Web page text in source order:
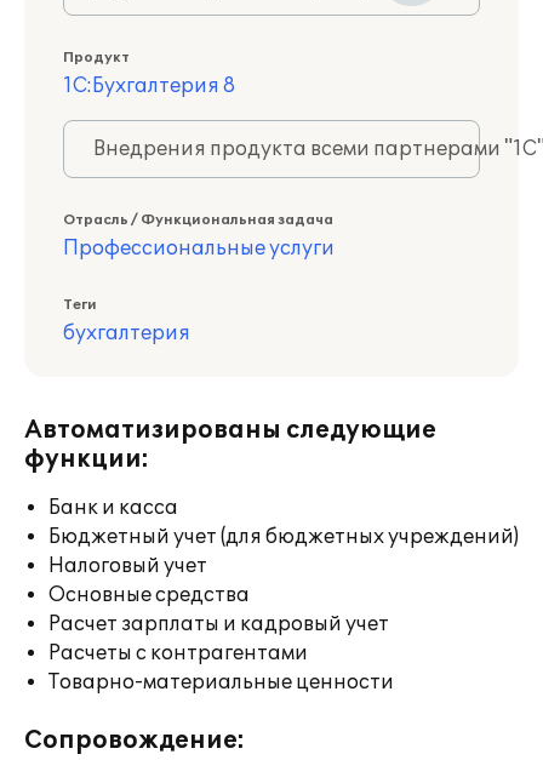
Продукт
1С:Бухгалтерия 8
Внедрения продукта всеми партнерами
Отрасль / Функциональная задача
Профессиональные услуги
Теги
бухгалтерия
Автоматизированы следующие
функции:
Банк и касса
Бюджетный учет (для бюджетных учреждений)
Налоговый учет
Основные средства
Расчет зарплаты и кадровый учет
Расчеты с контрагентами
Товарно-материальные ценности
Сопровождение: